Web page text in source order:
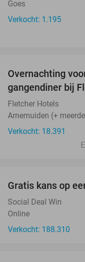
Goes
Verkocht: 1.195
Overnachting
gangendiner bij
Fletcher Hotels
Arnemuiden (+
Verkocht: 18.391
Gratis kans op
Social Deal Win
Online
Verkocht: 188.310